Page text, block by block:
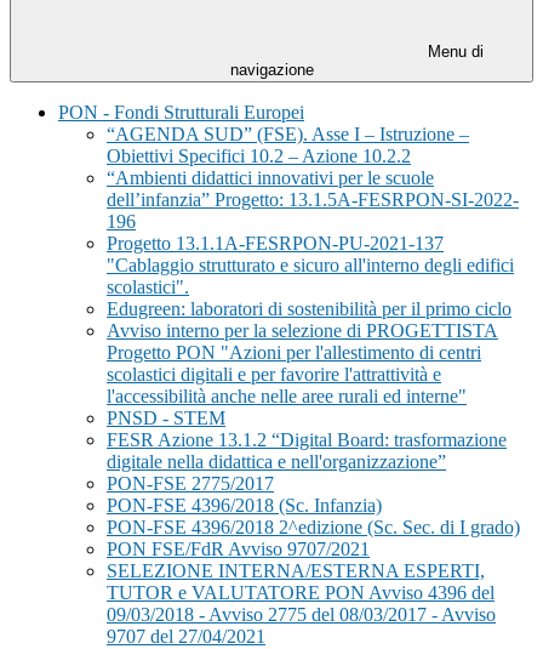
Menu di
navigazione
PON - Fondi Strutturali Europei
“AGENDA SUD” (FSE). Asse I – Istruzione –
Obiettivi Specifici 10.2 – Azione 10.2.2
“Ambienti didattici innovativi per le scuole
dell’infanzia” Progetto: 13.1.5A-FESRPON-SI-2022-
196
Progetto 13.1.1A-FESRPON-PU-2021-137
"Cablaggio strutturato e sicuro all'interno degli edifici
scolastici".
Edugreen: laboratori di sostenibilità per il primo ciclo
Avviso interno per la selezione di PROGETTISTA
Progetto PON "Azioni per l'allestimento di centri
scolastici digitali e per favorire l'attrattività e
l'accessibilità anche nelle aree rurali ed interne"
PNSD - STEM
FESR Azione 13.1.2 “Digital Board: trasformazione
digitale nella didattica e nell'organizzazione”
PON-FSE 2775/2017
PON-FSE 4396/2018 (Sc. Infanzia)
PON-FSE 4396/2018 2^edizione (Sc. Sec. di I grado)
PON FSE/FdR Avviso 9707/2021
SELEZIONE INTERNA/ESTERNA ESPERTI,
TUTOR e VALUTATORE PON Avviso 4396 del
09/03/2018 - Avviso 2775 del 08/03/2017 - Avviso
9707 del 27/04/2021